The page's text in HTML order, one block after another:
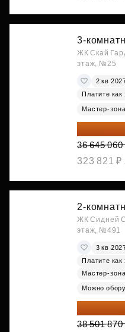
3-
ЖК Скай
этаж, №25
2 кв
Платите как
Мастер-
28 949
36 645 060
323 821 ₽
2-
ЖК Сидней
этаж, №491
3 кв
Платите как
Мастер-
Можно
29 646
38 501 870